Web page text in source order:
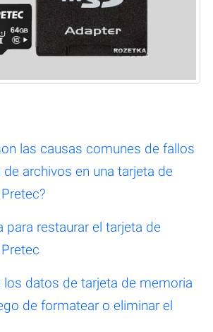
las causas comunes de fallos
archivos en una tarjeta de
para restaurar el tarjeta de
los datos de tarjeta de memoria
de formatear o eliminar el